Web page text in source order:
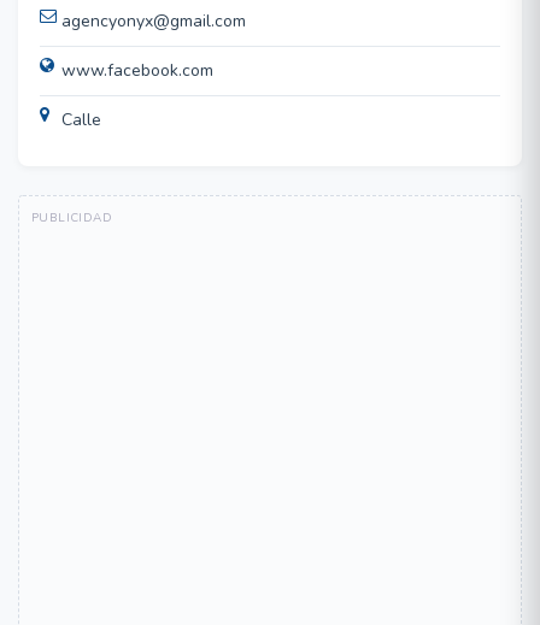
agencyonyx@gmail.com
www.facebook.com
Calle